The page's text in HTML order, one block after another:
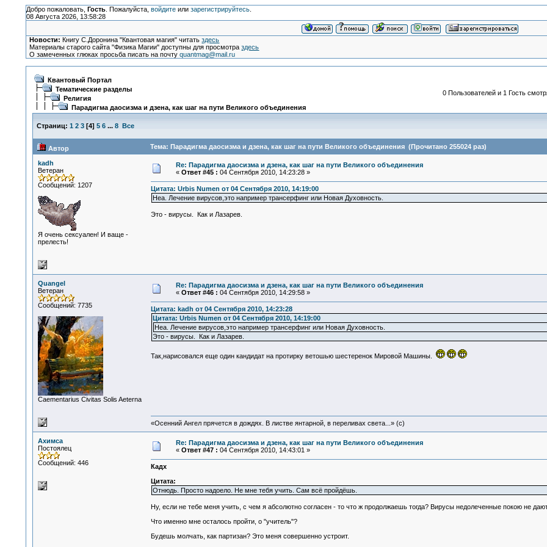
Добро пожаловать, Гость. Пожалуйста, войдитеили зарегистрируйтесь.
08 Августа 2026, 13:58:28
Новости: Книгу С.Доронина "Квантовая магия" читатьздесь
Материалы старого сайта "Физика Магии" доступны для просмотраздесь
О замеченных глюках просьба писать на почтуquantmag@mail.ru
Квантовый Портал
Тематические разделы
Религия
Парадигма даосизма и дзена, как шаг на пути Великого объединения
0 Пользователей и 1 Гость
Страниц: 1 2 3[4] 5 6 ... 8 Все
Автор Тема: Парадигма даосизма и дзена, как шаг на пути Великого объединения (Прочитано 255024 раз)
kadh
Ветеран
Сообщений: 1207
Я очень сексуален! И ваще -
прелесть!
Re: Парадигма даосизма и дзена, как шаг на пути Великого объединения
« Ответ #45 : 04 Сентября 2010, 14:23:28 »
Цитата: Urbis Numen от 04 Сентября 2010, 14:19:00
Неа. Лечение вирусов,это например трансерфинг или Новая Духовность.
Это - вирусы. Как и Лазарев.
Quangel
Ветеран
Сообщений: 7735
Сaementarius Civitas Solis Aeterna
Re: Парадигма даосизма и дзена, как шаг на пути Великого объединения
« Ответ #46 : 04 Сентября 2010, 14:29:58 »
Цитата: kadh от 04 Сентября 2010, 14:23:28
Цитата: Urbis Numen от 04 Сентября 2010, 14:19:00
Неа. Лечение вирусов,это например трансерфинг или Новая Духовность.
Это - вирусы. Как и Лазарев.
Так,нарисовался еще один кандидат на протирку ветошью шестеренок Мировой Машины.
«Осенний Ангел прячется в дождях. В листве янтарной, в переливах света...» (c)
Ахимса
Постоялец
Сообщений: 446
Re: Парадигма даосизма и дзена, как шаг на пути Великого объединения
« Ответ #47 : 04 Сентября 2010, 14:43:01 »
Кадх
Цитата:
Отнюдь. Просто надоело. Не мне тебя учить. Сам всё пройдёшь.
Ну, если не тебе меня учить, с чем я абсолютно согласен - то что ж продолжаешь тогда? Вирусы недолеченные покою не
Что именно мне осталось пройти, о "учитель"?
Будешь молчать, как партизан? Это меня совершенно устроит.